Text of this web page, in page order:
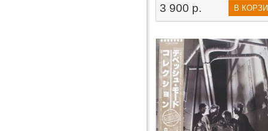
3 900 р. В